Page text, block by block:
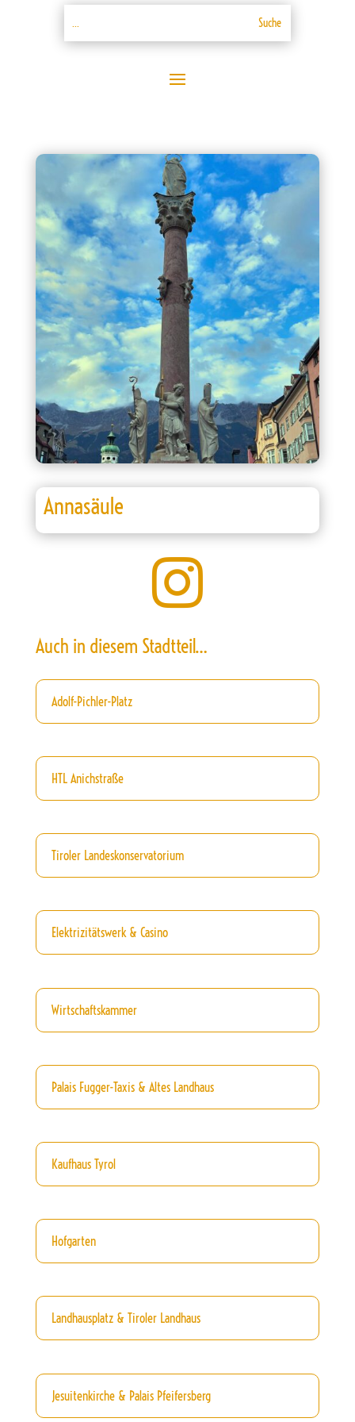
Annasäule

Auch in diesem Stadtteil…
Adolf-Pichler-Platz
HTL Anichstraße
Tiroler Landeskonservatorium
Elektrizitätswerk & Casino
Wirtschaftskammer
Palais Fugger-Taxis & Altes Landhaus
Kaufhaus Tyrol
Hofgarten
Landhausplatz & Tiroler Landhaus
Jesuitenkirche & Palais Pfeifersberg